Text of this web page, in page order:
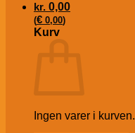
kr. 0,00
(€ 0,00)
Kurv
Ingen varer i kurven.